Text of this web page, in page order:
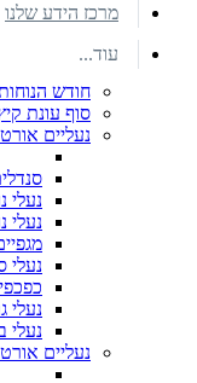
מרכז הידע שלנו
עוד...
חודש
סוף עונת קיץ
נעליים
נעלי
נעלי
נעלי
נעלי
נעלי
נעליים